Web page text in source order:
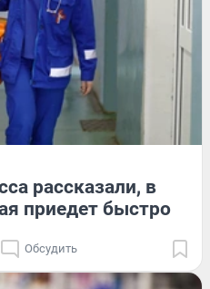
рассказали, в
приедет быстро
Обсудить